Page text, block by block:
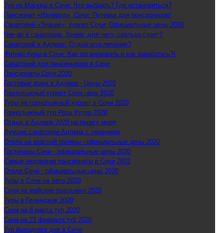
Тур из Москвы в Сочи: Что выбрать? Где остановиться?
Пансионат «Изумруд», Сочи: Путевки для пенсионеров!
Санаторий «Знание», курорт Сочи: Официальные цены 2020
Чек-ап в санатории: Зачем, для чего, сколько стоит?
Санаторий в Адлере: Отдых или лечение?
Фитнес-туры в Сочи: Как организовать и как заработать?!
Санаторий для пенсионеров в Сочи
Пансионаты Сочи 2020
Гостевые дома в Адлере - Цены 2020
Горнолыжный курорт Сочи цена 2020
Туры на горнолыжный курорт в Сочи 2020
Горнолыжный тур Роза Хутор 2020
Отдых в Адлере 2020 на берегу моря
Лучшие санатории Адлера с лечением
Отели на красной поляны - официальные цены 2020
Гостиницы Сочи - официальные цены 2020
Самые недорогие пансионаты в Сочи 2022
Отели Сочи - официальные цены 2020
Туры в Сочи на лето 2020
Сочи на майские праздники 2020
Туры в Геленджик 2020
Сочи на 8 марта тур 2020
Сочи на 23 февраля тур 2020
Тур выходного дня в Сочи